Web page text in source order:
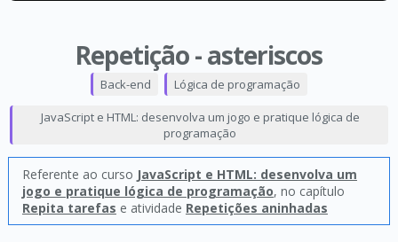
Repetição - asteriscos
Back-end Lógica de programação
JavaScript e HTML: desenvolva um jogo e pratique lógica de
programação
Referente ao curso JavaScript e HTML: desenvolva um
jogo e pratique lógica de programação, no capítulo
Repita tarefas e atividade Repetições aninhadas